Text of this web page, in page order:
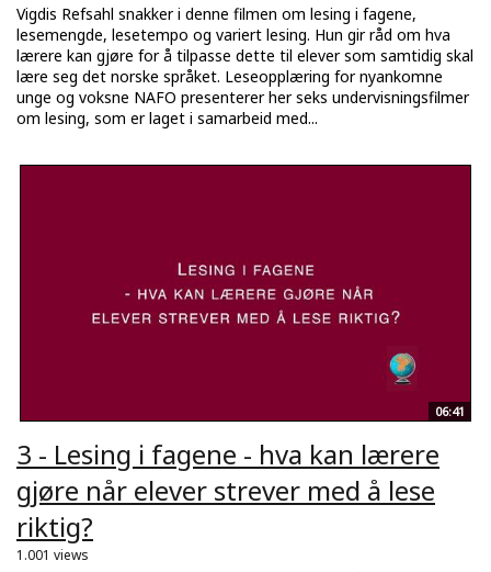
Vigdis Refsahl snakker i denne filmen om lesing i fagene,
lesemengde, lesetempo og variert lesing. Hun gir råd om hva
lærere kan gjøre for å tilpasse dette til elever som samtidig skal
lære seg det norske språket. Leseopplæring for nyankomne
unge og voksne NAFO presenterer her seks undervisningsfilmer
om lesing, som er laget i samarbeid med...
06:41
3 - Lesing i fagene - hva kan lærere
gjøre når elever strever med å lese
riktig?
1.001 views